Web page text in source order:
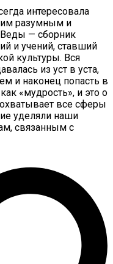
интересовала
разумным и
— сборник
и учений, ставший
культуры. Вся
из уст в уста,
и наконец попасть в
«мудрость», и это о
все сферы
уделяли наши
связанным с